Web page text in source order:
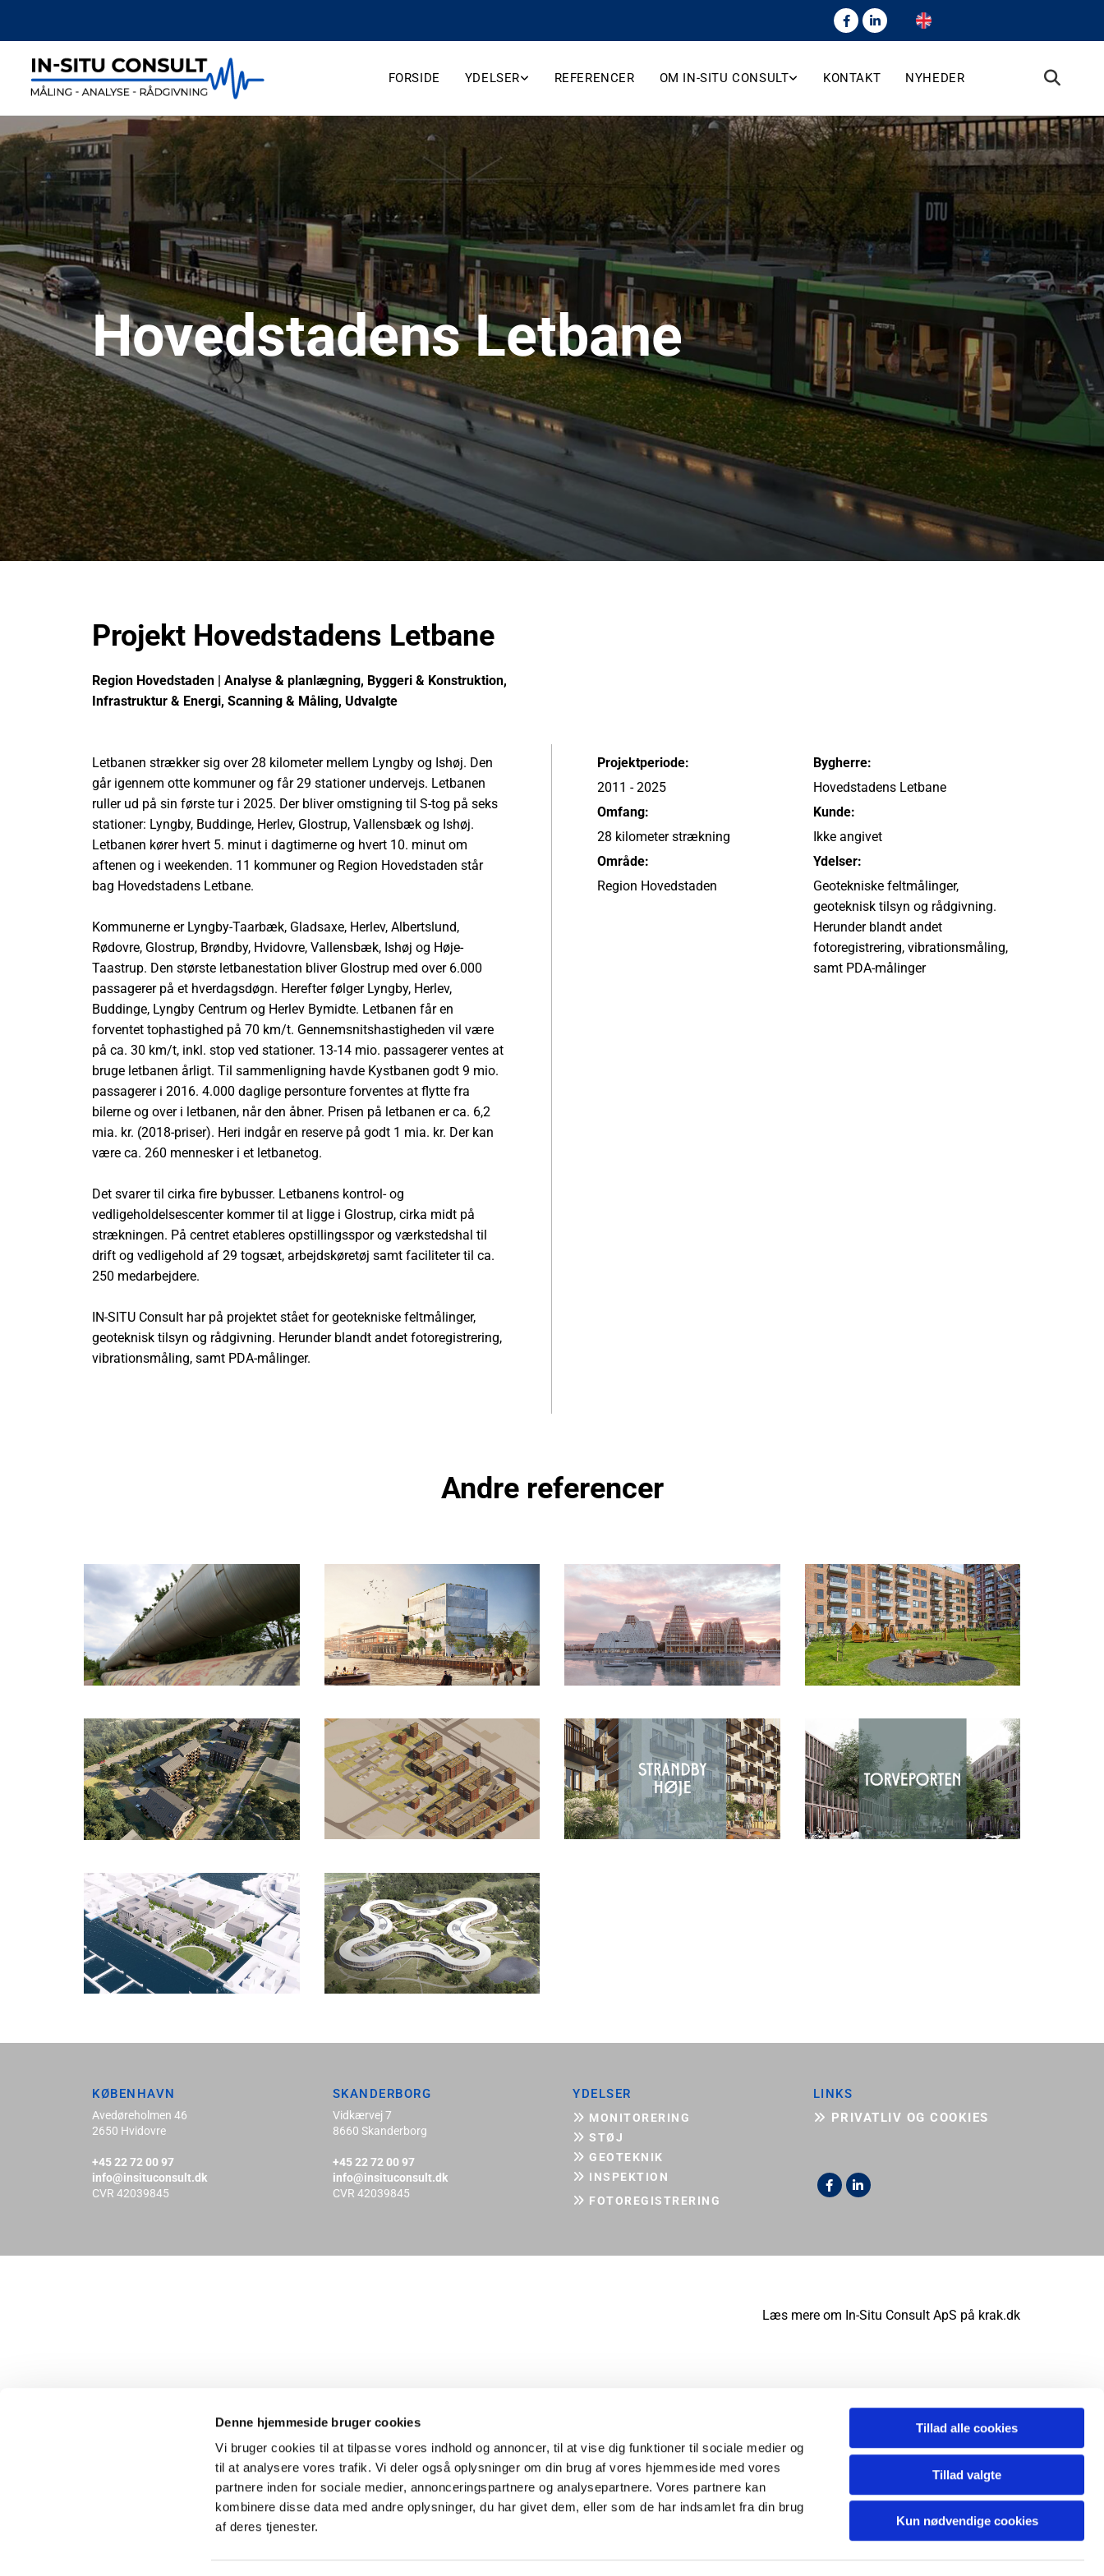
Denne hjemmeside bruger cookies
Vi bruger cookies til at tilpasse vores indhold og annoncer, til at vise dig funktioner til sociale medier og
til at analysere vores trafik. Vi deler også oplysninger om din brug af vores hjemmeside med vores
partnere inden for sociale medier, annonceringspartnere og analysepartnere. Vores partnere kan
kombinere disse data med andre oplysninger, du har givet dem, eller som de har indsamlet fra din brug
af deres tjenester.
Tillad alle cookies
Tillad valgte
Kun nødvendige cookies
FORSIDE YDELSER REFERENCER OM IN-SITU CONSULT KONTAKT NYHEDER
Hovedstadens Letbane
Projekt Hovedstadens Letbane
Region Hovedstaden | Analyse & planlægning, Byggeri & Konstruktion,
Infrastruktur & Energi, Scanning & Måling, Udvalgte
Letbanen strækker sig over 28 kilometer mellem Lyngby og Ishøj. Den
går igennem otte kommuner og får 29 stationer undervejs. Letbanen
ruller ud på sin første tur i 2025. Der bliver omstigning til S-tog på seks
stationer: Lyngby, Buddinge, Herlev, Glostrup, Vallensbæk og Ishøj.
Letbanen kører hvert 5. minut i dagtimerne og hvert 10. minut om
aftenen og i weekenden. 11 kommuner og Region Hovedstaden står
bag Hovedstadens Letbane.
Kommunerne er Lyngby-Taarbæk, Gladsaxe, Herlev, Albertslund,
Rødovre, Glostrup, Brøndby, Hvidovre, Vallensbæk, Ishøj og Høje-
Taastrup. Den største letbanestation bliver Glostrup med over 6.000
passagerer på et hverdagsdøgn. Herefter følger Lyngby, Herlev,
Buddinge, Lyngby Centrum og Herlev Bymidte. Letbanen får en
forventet tophastighed på 70 km/t. Gennemsnitshastigheden vil være
på ca. 30 km/t, inkl. stop ved stationer. 13-14 mio. passagerer ventes at
bruge letbanen årligt. Til sammenligning havde Kystbanen godt 9 mio.
passagerer i 2016. 4.000 daglige personture forventes at flytte fra
bilerne og over i letbanen, når den åbner. Prisen på letbanen er ca. 6,2
mia. kr. (2018-priser). Heri indgår en reserve på godt 1 mia. kr. Der kan
være ca. 260 mennesker i et letbanetog.
Det svarer til cirka fire bybusser. Letbanens kontrol- og
vedligeholdelsescenter kommer til at ligge i Glostrup, cirka midt på
strækningen. På centret etableres opstillingsspor og værkstedshal til
drift og vedligehold af 29 togsæt, arbejdskøretøj samt faciliteter til ca.
250 medarbejdere.
IN-SITU Consult har på projektet stået for geotekniske feltmålinger,
geoteknisk tilsyn og rådgivning. Herunder blandt andet fotoregistrering,
vibrationsmåling, samt PDA-målinger.
Projektperiode:
2011 - 2025
Omfang:
28 kilometer strækning
Område:
Region Hovedstaden
Bygherre:
Hovedstadens Letbane
Kunde:
Ikke angivet
Ydelser:
Geotekniske feltmålinger,
geoteknisk tilsyn og rådgivning.
Herunder blandt andet
fotoregistrering, vibrationsmåling,
samt PDA-målinger
Andre referencer
KØBENHAVN
Avedøreholmen 46
2650 Hvidovre
+45 22 72 00 97
info@insituconsult.dk
CVR 42039845
SKANDERBORG
Vidkærvej 7
8660 Skanderborg
+45 22 72 00 97
info@insituconsult.dk
CVR 42039845
YDELSER
 MONITORERING
 STØJ
 GEOTEKNIK
 INSPEKTION
 FOTOREGISTRERING
LINKS
 PRIVATLIV OG COOKIES
Læs mere om In-Situ Consult ApS på krak.dk